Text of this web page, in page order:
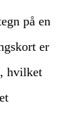
på en
er
hvilket